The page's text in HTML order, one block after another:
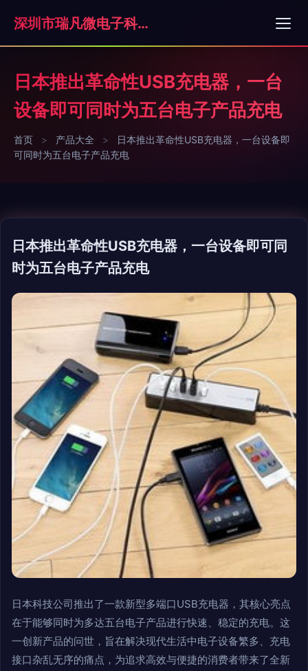
深圳市瑞凡微电子科技有限公司
日本推出革命性USB充电器，一台
设备即可同时为五台电子产品充电
首页 > 产品大全 >
日本推出革命性USB充电器，一台设备即
可同时为五台电子产品充电
日本推出革命性USB充电器，一台设备即可同
时为五台电子产品充电
日本科技公司推出了一款新型多端口USB充电器，其核心亮点
在于能够同时为多达五台电子产品进行快速、稳定的充电。这
一创新产品的问世，旨在解决现代生活中电子设备繁多、充电
接口杂乱无序的痛点，为追求高效与便捷的消费者带来了全新